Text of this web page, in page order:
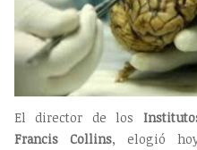
El director de los
Francis Collins, elogió